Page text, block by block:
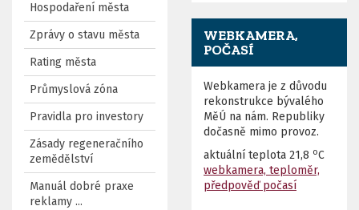
Hospodaření města
Zprávy o stavu města
Rating města
Průmyslová zóna
Pravidla pro investory
Zásady regeneračního
zemědělství
Manuál dobré praxe
reklamy ...
WEBKAMERA,
POČASÍ
Webkamera je z důvodu
rekonstrukce bývalého
MěÚ na nám. Republiky
dočasně mimo provoz.
aktuální teplota 21,8 oC
webkamera, teploměr,
předpověď počasí